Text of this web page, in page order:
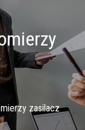
zasilacz